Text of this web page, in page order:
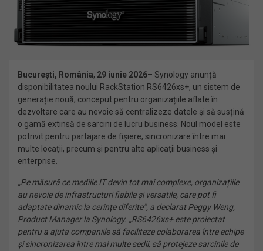
București, România, 29 iunie 2026– Synology anunță
disponibilitatea noului RackStation RS6426xs+, un sistem de
generație nouă, conceput pentru organizațiile aflate în
dezvoltare care au nevoie să centralizeze datele și să susțină
o gamă extinsă de sarcini de lucru business. Noul model este
potrivit pentru partajare de fișiere, sincronizare între mai
multe locații, precum și pentru alte aplicații business și
enterprise.
„Pe măsură ce mediile IT devin tot mai complexe, organizațiile
au nevoie de infrastructuri fiabile și versatile, care pot fi
adaptate dinamic la cerințe diferite”, a declarat Peggy Weng,
Product Manager la Synology. „RS6426xs+ este proiectat
pentru a ajuta companiile să faciliteze colaborarea între echipe
și sincronizarea între mai multe sedii, să protejeze sarcinile de